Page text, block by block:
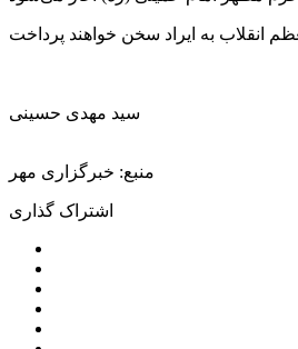
سید مهدی حسینی
منبع: خبرگزاری مهر
اشتراک گذاری